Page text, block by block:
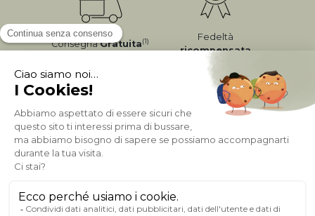
ConsegnaGratuita(1)
Fedeltà
ricompensata
Pagamento sicuro